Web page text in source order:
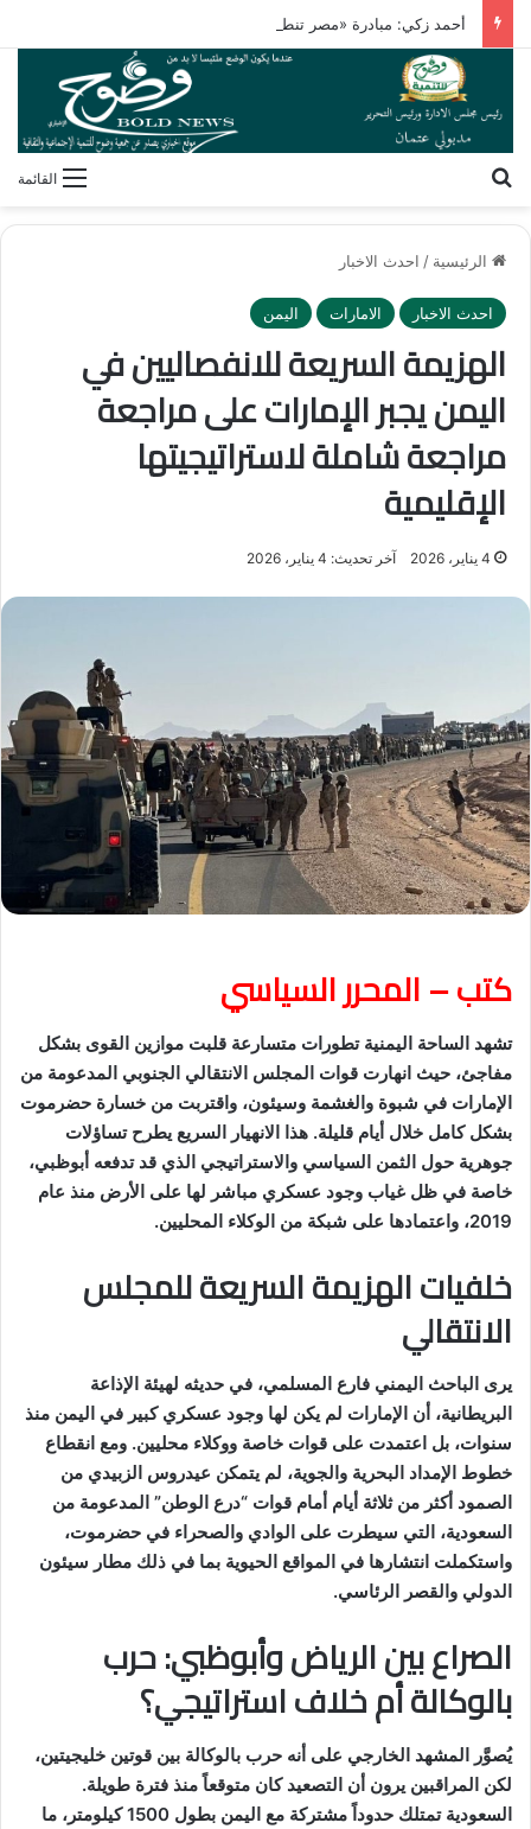
أحمد زكي: مبادرة «مصر تنطلق بالتصدير» تدعم نمو الصادرات
القائمة
الرئيسية / احدث الاخبار
احدث الاخبار الامارات اليمن
الهزيمة السريعة للانفصاليين في
اليمن يجبر الإمارات على مراجعة
مراجعة شاملة لاستراتيجيتها
الإقليمية
4 يناير، 2026 آخر تحديث: 4 يناير، 2026
كتب – المحرر السياسي
تشهد الساحة اليمنية تطورات متسارعة قلبت موازين القوى بشكل
مفاجئ، حيث انهارت قوات المجلس الانتقالي الجنوبي المدعومة من
الإمارات في شبوة والغشمة وسيئون، واقتربت من خسارة حضرموت
بشكل كامل خلال أيام قليلة. هذا الانهيار السريع يطرح تساؤلات
جوهرية حول الثمن السياسي والاستراتيجي الذي قد تدفعه أبوظبي،
خاصة في ظل غياب وجود عسكري مباشر لها على الأرض منذ عام
2019، واعتمادها على شبكة من الوكلاء المحليين.
خلفيات الهزيمة السريعة للمجلس
الانتقالي
يرى الباحث اليمني فارع المسلمي، في حديثه لهيئة الإذاعة
البريطانية، أن الإمارات لم يكن لها وجود عسكري كبير في اليمن منذ
سنوات، بل اعتمدت على قوات خاصة ووكلاء محليين. ومع انقطاع
خطوط الإمداد البحرية والجوية، لم يتمكن عيدروس الزبيدي من
الصمود أكثر من ثلاثة أيام أمام قوات “درع الوطن” المدعومة من
السعودية، التي سيطرت على الوادي والصحراء في حضرموت،
واستكملت انتشارها في المواقع الحيوية بما في ذلك مطار سيئون
الدولي والقصر الرئاسي.
الصراع بين الرياض وأبوظبي: حرب
بالوكالة أم خلاف استراتيجي؟
يُصوَّر المشهد الخارجي على أنه حرب بالوكالة بين قوتين خليجيتين،
لكن المراقبين يرون أن التصعيد كان متوقعاً منذ فترة طويلة.
السعودية تمتلك حدوداً مشتركة مع اليمن بطول 1500 كيلومتر، ما